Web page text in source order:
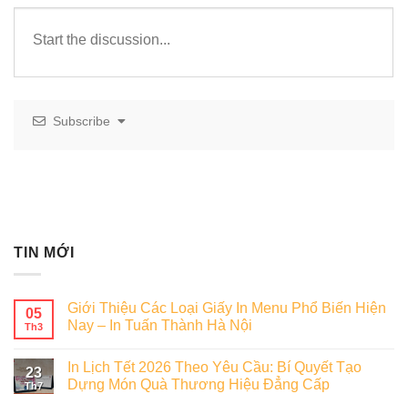
Subscribe
TIN MỚI
05
Th3
Giới Thiệu Các Loại Giấy In Menu Phổ Biến Hiện
Nay – In Tuấn Thành Hà Nội
23
Th7
In Lịch Tết 2026 Theo Yêu Cầu: Bí Quyết Tạo
Dựng Món Quà Thương Hiệu Đẳng Cấp